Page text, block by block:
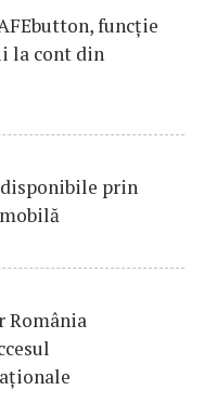
funcţie
la cont din
prin
România